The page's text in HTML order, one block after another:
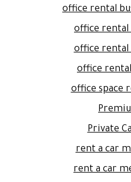
office rental
office rental
office rental
office
office space
Private
rent a car
rent a car